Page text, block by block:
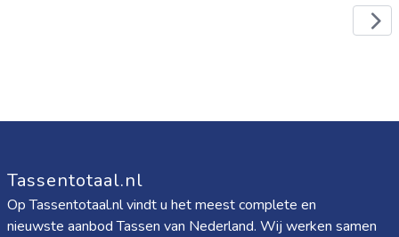
Tassentotaal.nl
Op Tassentotaal.nl vindt u het meest complete en
nieuwste aanbod Tassen van Nederland. Wij werken samen